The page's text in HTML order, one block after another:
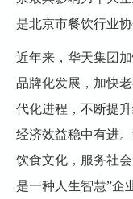
是北京市餐饮行业协
近年来，华天集团
品牌化发展，加快
代化进程，不断提
经济效益稳中有进
饮食文化，服务社
是一种人生智慧”企